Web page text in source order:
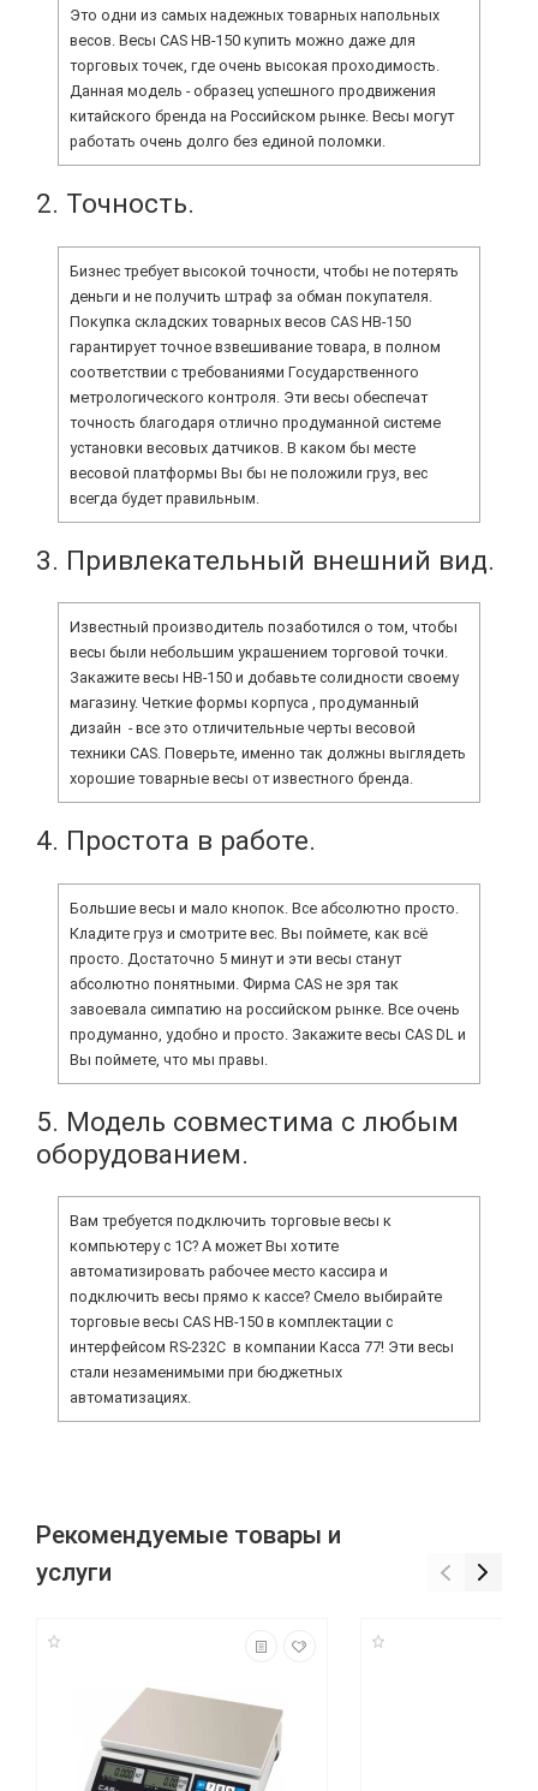
Это одни из самых надежных товарных напольных
весов. Весы CAS HB-150 купить можно даже для
торговых точек, где очень высокая проходимость.
Данная модель - образец успешного продвижения
китайского бренда на Российском рынке. Весы могут
работать очень долго без единой поломки.
2. Точность.
Бизнес требует высокой точности, чтобы не потерять
деньги и не получить штраф за обман покупателя.
Покупка складских товарных весов CAS HB-150
гарантирует точное взвешивание товара, в полном
соответствии с требованиями Государственного
метрологического контроля. Эти весы обеспечат
точность благодаря отлично продуманной системе
установки весовых датчиков. В каком бы месте
весовой платформы Вы бы не положили груз, вес
всегда будет правильным.
3. Привлекательный внешний вид.
Известный производитель позаботился о том, чтобы
весы были небольшим украшением торговой точки.
Закажите весы HB-150 и добавьте солидности своему
магазину. Четкие формы корпуса , продуманный
дизайн - все это отличительные черты весовой
техники CAS. Поверьте, именно так должны выглядеть
хорошие товарные весы от известного бренда.
4. Простота в работе.
Большие весы и мало кнопок. Все абсолютно просто.
Кладите груз и смотрите вес. Вы поймете, как всё
просто. Достаточно 5 минут и эти весы станут
абсолютно понятными. Фирма CAS не зря так
завоевала симпатию на российском рынке. Все очень
продуманно, удобно и просто. Закажите весы CAS DL и
Вы поймете, что мы правы.
5. Модель совместима с любым
оборудованием.
Вам требуется подключить торговые весы к
компьютеру с 1С? А может Вы хотите
автоматизировать рабочее место кассира и
подключить весы прямо к кассе? Смело выбирайте
торговые весы CAS HB-150 в комплектации с
интерфейсом RS-232C в компании Касса 77! Эти весы
стали незаменимыми при бюджетных
автоматизациях.
Рекомендуемые товары и
услуги